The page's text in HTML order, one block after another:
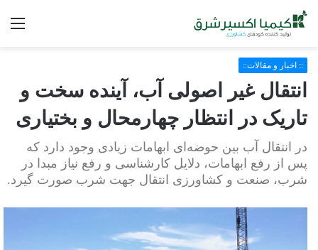
:: اخبار و مقالات::
انتقال غیر اصولی آب، آینده سخت و
تاریک در انتظار چهارمحال و بختیاری
در انتقال آب بین حوضه‌ای ابهامات زیادی وجود دارد که
پس از رفع ابهامات، دلایل کارشناسی و رفع نیاز مبدا در
شرب، صنعت و کشاورزی انتقال جهت شرب صورت گیرد.